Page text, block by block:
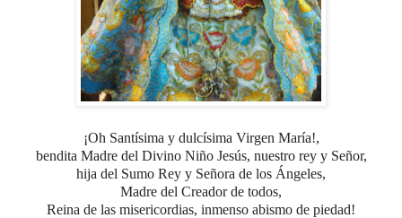
¡Oh Santísima y dulcísima Virgen María!,
bendita Madre del Divino Niño Jesús, nuestro rey y Señor,
hija del Sumo Rey y Señora de los Ángeles,
Madre del Creador de todos,
Reina de las misericordias, inmenso abismo de piedad!